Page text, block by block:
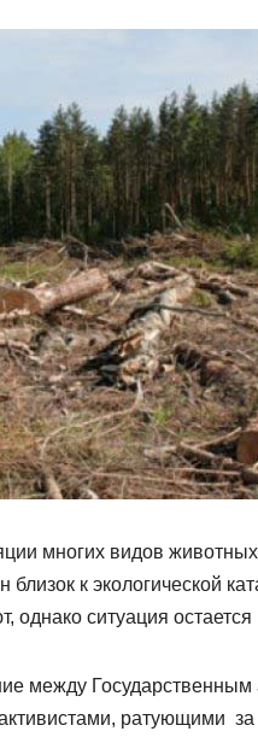
многих видов
к экологической
однако ситуация
между Государственным
ратующими за